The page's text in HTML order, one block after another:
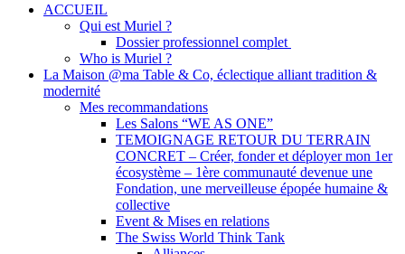
Close
ACCUEIL
Qui est Muriel ?
Dossier professionnel complet
Who is Muriel ?
La Maison @ma Table & Co, éclectique alliant tradition &
modernité
Mes recommandations
Les Salons “WE AS ONE”
TEMOIGNAGE RETOUR DU TERRAIN
CONCRET – Créer, fonder et déployer mon 1er
écosystème – 1ère communauté devenue une
Fondation, une merveilleuse épopée humaine &
collective
Event & Mises en relations
The Swiss World Think Tank